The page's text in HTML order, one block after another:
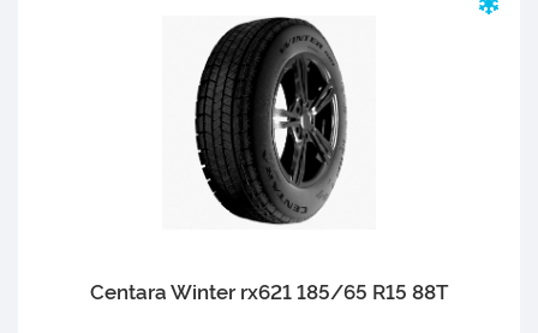
Centara Winter rx621 185/65 R15 88T